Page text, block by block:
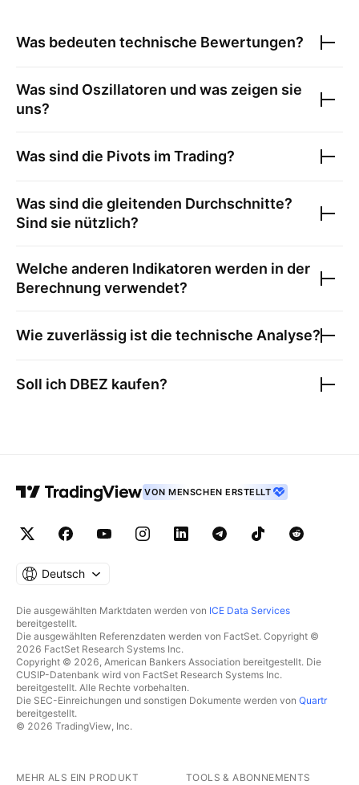
Was bedeuten technische Bewertungen?
Was sind Oszillatoren und was zeigen sie
uns?
Was sind die Pivots im Trading?
Was sind die gleitenden Durchschnitte?
Sind sie nützlich?
Welche anderen Indikatoren werden in der
Berechnung verwendet?
Wie zuverlässig ist die technische Analyse?
Soll ich DBEZ kaufen?
VON MENSCHEN ERSTELLT
Deutsch
Die ausgewählten Marktdaten werden von ICE Data Services
bereitgestellt.
Die ausgewählten Referenzdaten werden von FactSet. Copyright ©
2026 FactSet Research Systems Inc.
Copyright © 2026, American Bankers Association bereitgestellt. Die
CUSIP-Datenbank wird von FactSet Research Systems Inc.
bereitgestellt. Alle Rechte vorbehalten.
Die SEC-Einreichungen und sonstigen Dokumente werden von Quartr
bereitgestellt.
© 2026 TradingView, Inc.
MEHR ALS EIN PRODUKT TOOLS & ABONNEMENTS